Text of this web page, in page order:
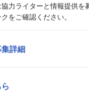
力ライターと情報提供を
をご確認ください。
詳細